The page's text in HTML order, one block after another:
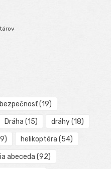
bezpečnosť(19)
Dráha (15) dráhy(18)
helikoptéra (54)
abeceda (92)